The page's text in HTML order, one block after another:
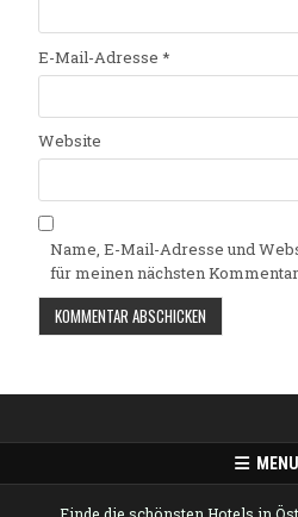
E-Mail-Adresse *
Website
Name, E-Mail-Adresse und
für meinen nächsten
MENU